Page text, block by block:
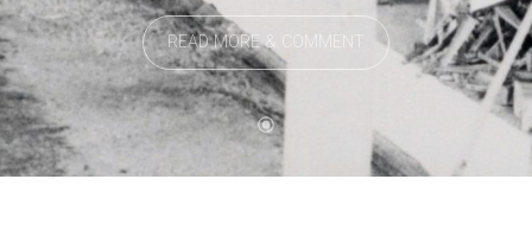
READ MORE & COMMENT